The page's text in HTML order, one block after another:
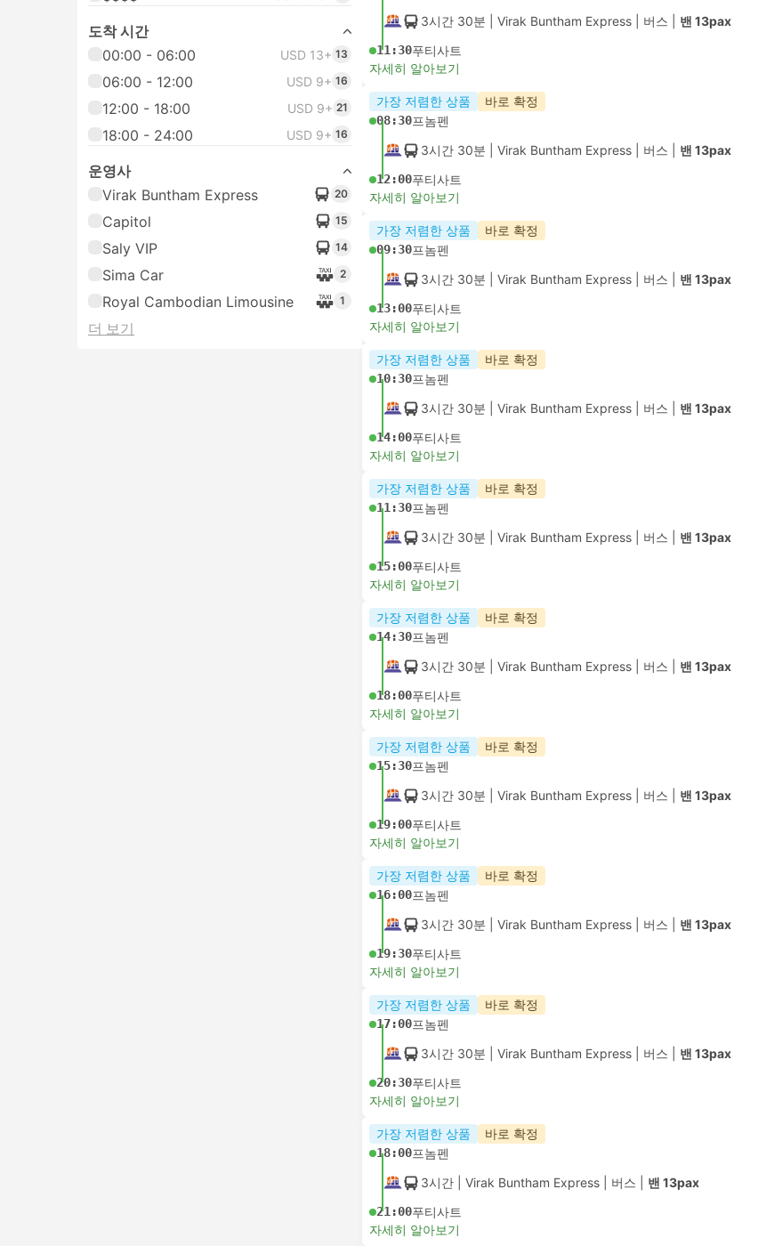
도착 시간
00:00 - 06:00
USD 13+ 13
06:00 - 12:00 USD 9+ 16
12:00 - 18:00 USD 9+ 21
18:00 - 24:00 USD 9+ 16
운영사
Virak Buntham Express
20
Capitol 15
Saly VIP 14
Sima Car 2
Royal Cambodian Limousine 1
더 보기
3시간 30분 | Virak Buntham Express 버스 밴 13pax
11:30푸티사트
자세히 알아보기
가장 저렴한 상품 바로 확정
08:30프놈펜
3시간 30분 | Virak Buntham Express 버스 밴 13pax
12:00푸티사트
자세히 알아보기
가장 저렴한 상품 바로 확정
09:30프놈펜
3시간 30분 | Virak Buntham Express 버스 밴 13pax
13:00푸티사트
자세히 알아보기
가장 저렴한 상품 바로 확정
10:30프놈펜
3시간 30분 | Virak Buntham Express 버스 밴 13pax
14:00푸티사트
자세히 알아보기
가장 저렴한 상품 바로 확정
11:30프놈펜
3시간 30분 | Virak Buntham Express 버스 밴 13pax
15:00푸티사트
자세히 알아보기
가장 저렴한 상품 바로 확정
14:30프놈펜
3시간 30분 | Virak Buntham Express 버스 밴 13pax
18:00푸티사트
자세히 알아보기
가장 저렴한 상품 바로 확정
15:30프놈펜
3시간 30분 | Virak Buntham Express 버스 밴 13pax
19:00푸티사트
자세히 알아보기
가장 저렴한 상품 바로 확정
16:00프놈펜
3시간 30분 | Virak Buntham Express 버스 밴 13pax
19:30푸티사트
자세히 알아보기
가장 저렴한 상품 바로 확정
17:00프놈펜
3시간 30분 | Virak Buntham Express 버스 밴 13pax
20:30푸티사트
자세히 알아보기
가장 저렴한 상품 바로 확정
18:00프놈펜
3시간 | Virak Buntham Express 버스 밴 13pax
21:00푸티사트
자세히 알아보기